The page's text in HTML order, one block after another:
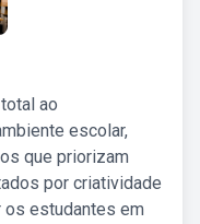
ao
escolar,
que priorizam
por criatividade
os estudantes em